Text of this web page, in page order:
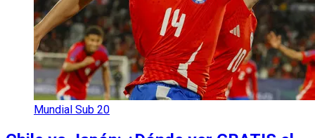
Mundial Sub 20